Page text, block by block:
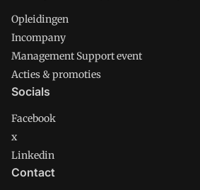
Opleidingen
Incompany
Management Support event
Acties & promoties
Socials
Facebook
x
Linkedin
Contact